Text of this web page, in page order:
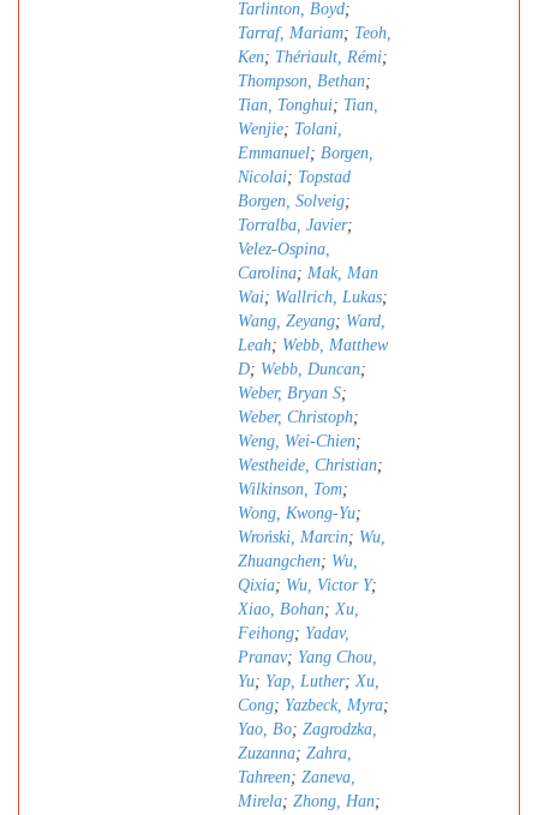
Tarlinton, Boyd;
Tarraf, Mariam; Teoh,
Ken; Thériault, Rémi;
Thompson, Bethan;
Tian, Tonghui; Tian,
Wenjie; Tolani,
Emmanuel; Borgen,
Nicolai; Topstad
Borgen, Solveig;
Torralba, Javier;
Velez-Ospina,
Carolina; Mak, Man
Wai; Wallrich, Lukas;
Wang, Zeyang; Ward,
Leah; Webb, Matthew
D; Webb, Duncan;
Weber, Bryan S;
Weber, Christoph;
Weng, Wei-Chien;
Westheide, Christian;
Wilkinson, Tom;
Wong, Kwong-Yu;
Wroński, Marcin; Wu,
Zhuangchen; Wu,
Qixia; Wu, Victor Y;
Xiao, Bohan;Xu,
Feihong; Yadav,
Pranav; Yang Chou,
Yu; Yap, Luther;Xu,
Cong; Yazbeck, Myra;
Yao, Bo; Zagrodzka,
Zuzanna; Zahra,
Tahreen; Zaneva,
Mirela; Zhong, Han;